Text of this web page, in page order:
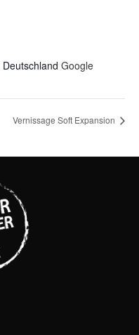
Deutschland Google
Vernissage Soft Expansion